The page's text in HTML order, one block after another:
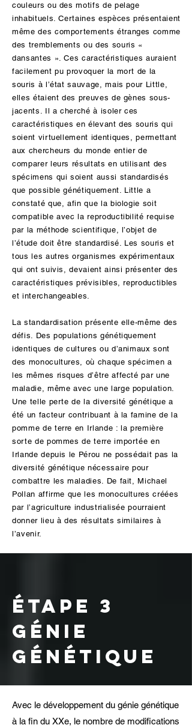
des fibres de soie d’araignée
incroyablement fortes. La soie est générée
dans les glandes mammaires des chèvres
afin de pouvoir être extraite de leur lait, la
soie étant par la suite filtrée et prélevée au
moyen d’une seringue avant d’être enroulée
sur une bobine. La soie pourra ensuite être
tissée pour créer des tissus qui serviront
de tendons de remplacement ou de
matériaux pare-balles. Alors que les
chèvres étaient à l’origine développées
dans un but lucratif, le rendement s’est
révélé ne pas être adapté à une production
commerciale. Depuis, Lewis a élargi ses
activités de recherche à la production de
soie d’araignée par des bactéries, des
luzernes et des vers à soie modifiés
génétiquement afin de produire ces fibres
réputées si fortes.
couleurs ou des motifs de pelage
inhabituels. Certaines espèces présentaient
même des comportements étranges comme
des tremblements ou des souris «
dansantes ». Ces caractéristiques auraient
facilement pu provoquer la mort de la
souris à l’état sauvage, mais pour Little,
elles étaient des preuves de gènes sous-
jacents. Il a cherché à isoler ces
caractéristiques en élevant des souris qui
soient virtuellement identiques, permettant
aux chercheurs du monde entier de
comparer leurs résultats en utilisant des
spécimens qui soient aussi standardisés
que possible génétiquement. Little a
constaté que, afin que la biologie soit
compatible avec la reproductibilité requise
par la méthode scientifique, l’objet de
l’étude doit être standardisé. Les souris et
tous les autres organismes expérimentaux
qui ont suivis, devaient ainsi présenter des
caractéristiques prévisibles, reproductibles
et interchangeables.
La standardisation présente elle-même des
défis. Des populations génétiquement
identiques de cultures ou d’animaux sont
des monocultures, où chaque spécimen a
les mêmes risques d’être affecté par une
maladie, même avec une large population.
Une telle perte de la diversité génétique a
été un facteur contribuant à la famine de la
pomme de terre en Irlande : la première
sorte de pommes de terre importée en
Irlande depuis le Pérou ne possédait pas la
diversité génétique nécessaire pour
combattre les maladies. De fait, Michael
Pollan affirme que les monocultures créées
par l’agriculture industrialisée pourraient
donner lieu à des résultats similaires à
l’avenir.
étape 3
génie
génétique
Avec le développement du génie génétique
à la fin du XXe, le nombre de modifications